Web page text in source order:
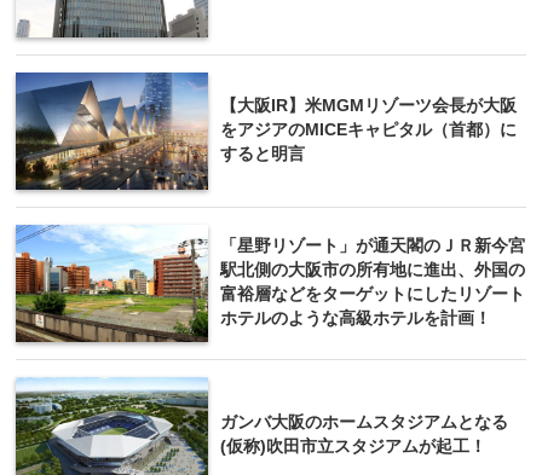
【大阪IR】米MGMリゾーツ会長が大阪
をアジアのMICEキャピタル（首都）に
すると明言
「星野リゾート」が通天閣のＪＲ新今宮
駅北側の大阪市の所有地に進出、外国の
富裕層などをターゲットにしたリゾート
ホテルのような高級ホテルを計画！
ガンバ大阪のホームスタジアムとなる
(仮称)吹田市立スタジアムが起工！